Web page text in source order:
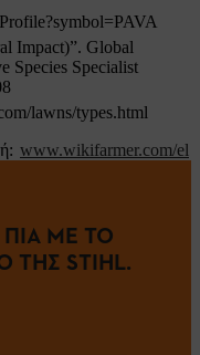
Impact)”. Global
Species Specialist
lawns/types.html
www.wikifarmer.com/el
ΜΕ ΤΟ
ΤΗΣ STIHL.